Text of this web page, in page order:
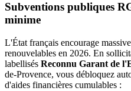
Subventions publiques
minime
L'État français encourage
renouvelables en 2026. En
labellisés Reconnu Garant de
de-Provence, vous débloquez
d'aides financières cumulables :